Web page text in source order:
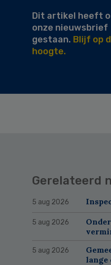
Dit artikel heeft
onze nieuwsbrief
gestaan. Blijf op
hoogte.
Gerelateerd
5 aug 2026
5 aug 2026
5 aug 2026
lange